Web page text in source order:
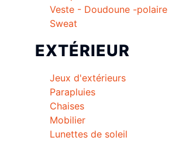
Veste - Doudoune -polaire
Sweat
EXTÉRIEUR
Jeux d'extérieurs
Parapluies
Chaises
Mobilier
Lunettes de soleil